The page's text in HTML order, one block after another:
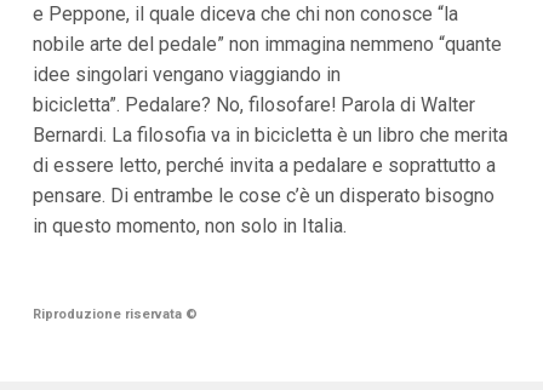
r
n
c
p
a
e
V
a
i
o
e Peppone, il quale diceva che chi non conosce “la
nobile arte del pedale” non immagina nemmeno “quante
idee singolari vengano viaggiando in
bicicletta”. Pedalare? No, filosofare! Parola di Walter
Bernardi. La filosofia va in bicicletta è un libro che merita
di essere letto, perché invita a pedalare e soprattutto a
pensare. Di entrambe le cose c’è un disperato bisogno
in questo momento, non solo in Italia.
Riproduzione riservata ©